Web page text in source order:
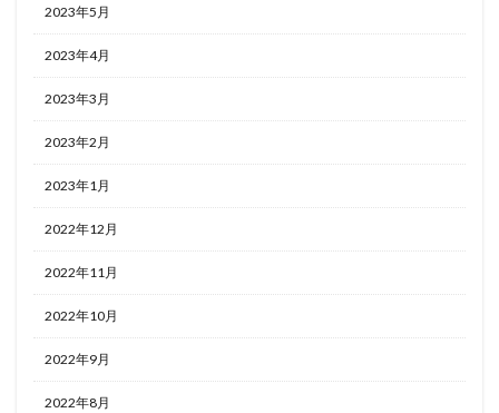
2023年5月
2023年4月
2023年3月
2023年2月
2023年1月
2022年12月
2022年11月
2022年10月
2022年9月
2022年8月